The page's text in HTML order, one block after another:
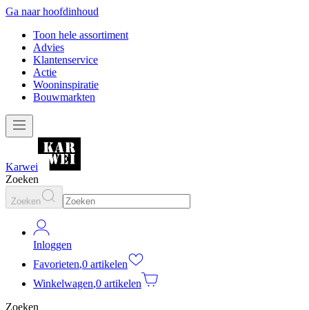
Ga naar hoofdinhoud
Toon hele assortiment
Advies
Klantenservice
Actie
Wooninspiratie
Bouwmarkten
Karwei
Zoeken
Zoeken
Inloggen
Favorieten,0 artikelen
Winkelwagen,0 artikelen
Zoeken